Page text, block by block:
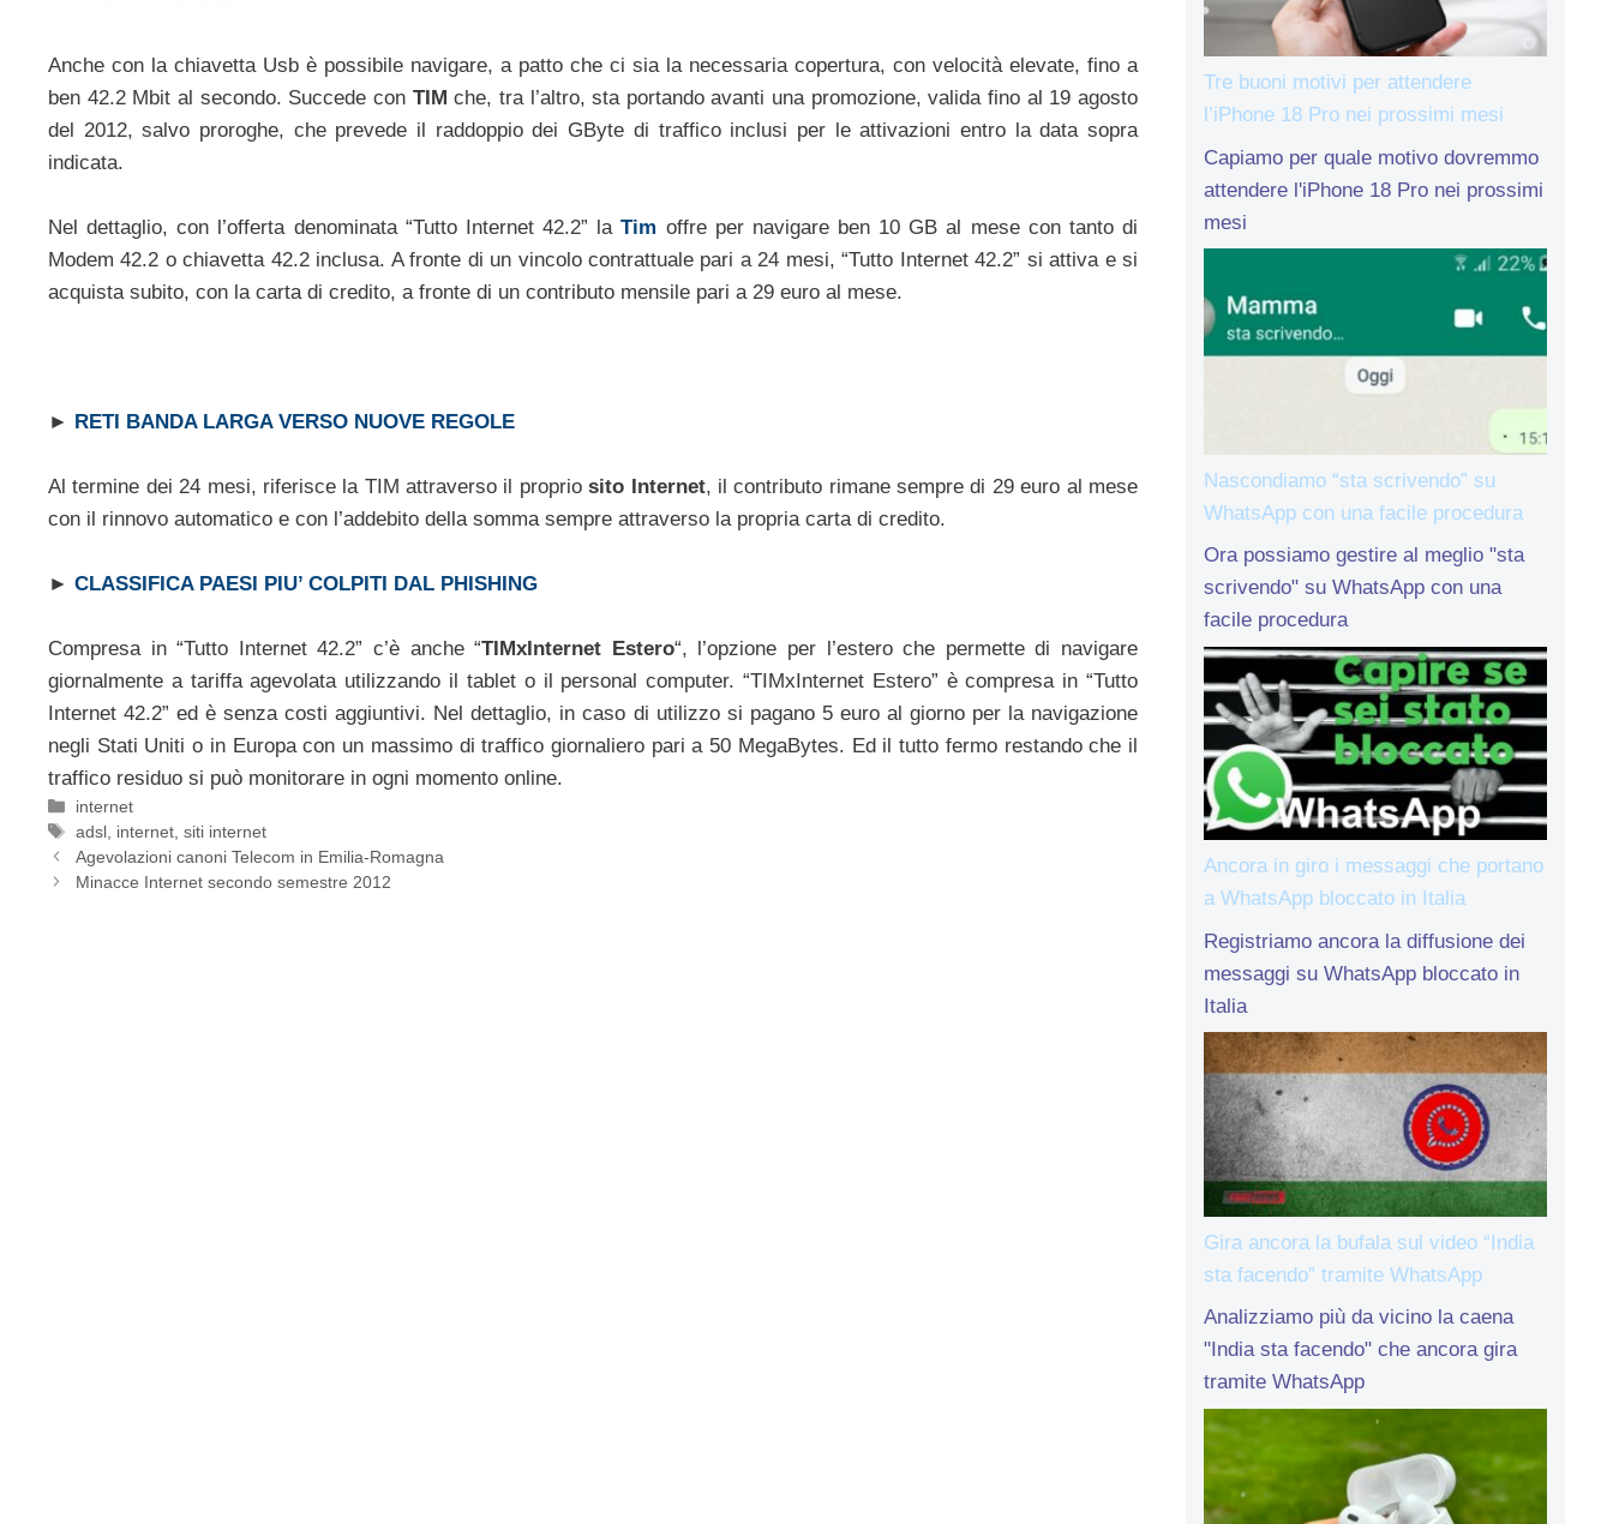
Anche con la chiavetta Usb è possibile navigare, a patto che ci sia la necessaria copertura, con velocità elevate, fino a
ben 42.2 Mbit al secondo. Succede con TIM che, tra l’altro, sta portando avanti una promozione, valida fino al 19 agosto
del 2012, salvo proroghe, che prevede il raddoppio dei GByte di traffico inclusi per le attivazioni entro la data sopra
indicata.
Nel dettaglio, con l’offerta denominata “Tutto Internet 42.2” laTim offre per navigare ben 10 GB al mese con tanto di
Modem 42.2 o chiavetta 42.2 inclusa. A fronte di un vincolo contrattuale pari a 24 mesi, “Tutto Internet 42.2” si attiva e si
acquista subito, con la carta di credito, a fronte di un contributo mensile pari a 29 euro al mese.
► RETI BANDA LARGA VERSO NUOVE REGOLE
Al termine dei 24 mesi, riferisce la TIM attraverso il propriosito Internet, il contributo rimane sempre di 29 euro al mese
con il rinnovo automatico e con l’addebito della somma sempre attraverso la propria carta di credito.
► CLASSIFICA PAESI PIU’ COLPITI DAL PHISHING
Compresa in “Tutto Internet 42.2” c’è anche “TIMxInternet Estero“, l’opzione per l’estero che permette di navigare
giornalmente a tariffa agevolata utilizzando il tablet o il personal computer. “TIMxInternet Estero” è compresa in “Tutto
Internet 42.2” ed è senza costi aggiuntivi. Nel dettaglio, in caso di utilizzo si pagano 5 euro al giorno per la navigazione
negli Stati Uniti o in Europa con un massimo di traffico giornaliero pari a 50 MegaBytes. Ed il tutto fermo restando che il
traffico residuo si può monitorare in ogni momento online.
Categorie
internet
Tag
adsl internet ,siti internet
Agevolazioni canoni Telecom in Emilia-Romagna
Minacce Internet secondo semestre 2012
Tre buoni motivi per attendere
l’iPhone 18 Pro nei prossimi mesi
Capiamo per quale motivo dovremmo
attendere l'iPhone 18 Pro nei prossimi
mesi
Nascondiamo “sta scrivendo” su
WhatsApp con una facile procedura
Ora possiamo gestire al meglio "sta
scrivendo" su WhatsApp con una
facile procedura
Ancora in giro i messaggi che portano
a WhatsApp bloccato in Italia
Registriamo ancora la diffusione dei
messaggi su WhatsApp bloccato in
Italia
Gira ancora la bufala sul video “India
sta facendo” tramite WhatsApp
Analizziamo più da vicino la caena
"India sta facendo" che ancora gira
tramite WhatsApp